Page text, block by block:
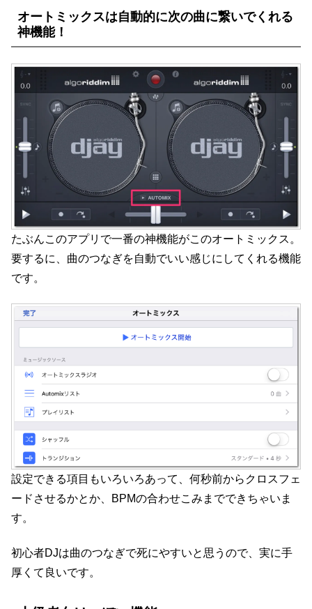
オートミックスは自動的に次の曲に繋いでくれる
神機能！
たぶんこのアプリで一番の神機能がこのオートミックス。
要するに、曲のつなぎを自動でいい感じにしてくれる機能
です。
設定できる項目もいろいろあって、何秒前からクロスフェ
ードさせるかとか、BPMの合わせこみまでできちゃいま
す。
初心者DJは曲のつなぎで死にやすいと思うので、実に手
厚くて良いです。